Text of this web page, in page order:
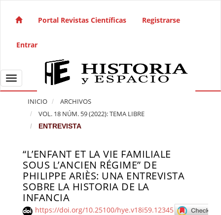
Navegación principal
Barra lateral
Portal Revistas Científicas Registrarse
Entrar
Toggle navigation
INICIO
ARCHIVOS
VOL. 18 NÚM. 59 (2022): TEMA LIBRE
ENTREVISTA
“L’ENFANT ET LA VIE FAMILIALE
SOUS L’ANCIEN RÉGIME” DE
PHILIPPE ARIÈS: UNA ENTREVISTA
SOBRE LA HISTORIA DE LA
INFANCIA
https://doi.org/10.25100/hye.v18i59.12345
Barra lateral del artículo